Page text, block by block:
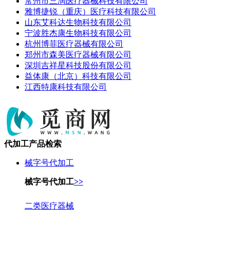
雅博捷锐（重庆）医疗科技有限公司
山东艾科达生物科技有限公司
宁波胜杰康生物科技有限公司
杭州博菲医疗器械有限公司
郑州市森美医疗器械有限公司
深圳吉祥星科技股份有限公司
益体康（北京）科技有限公司
江西特康科技有限公司
代加工产品检索
械字号代加工
械字号代加工>>
二类医疗器械